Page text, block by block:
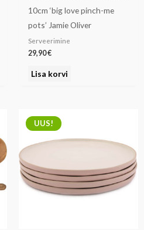
10cm ‘big love pinch-me
pots’ Jamie Oliver
Serveerimine
29,90€
Lisa korvi
UUS!